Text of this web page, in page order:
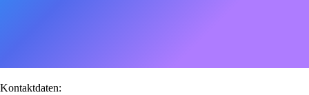
Kontaktdaten: